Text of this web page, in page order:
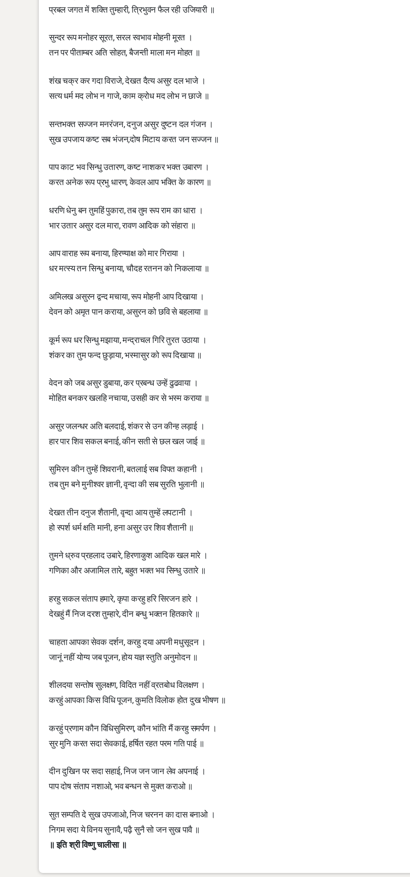
प्रबल जगत में शक्ति तुम्हारी, त्रिभुवन फैल रही उजियारी ॥
सुन्दर रूप मनोहर सूरत, सरल स्वभाव मोहनी मूरत ।
तन पर पीताम्बर अति सोहत, बैजन्ती माला मन मोहत ॥
शंख चक्र कर गदा विराजे, देखत दैत्य असुर दल भाजे ।
सत्य धर्म मद लोभ न गाजे, काम क्रोध मद लोभ न छाजे ॥
सन्तभक्त सज्जन मनरंजन, दनुज असुर दुष्टन दल गंजन ।
सुख उपजाय कष्ट सब भंजन,दोष मिटाय करत जन सज्जन ॥
पाप काट भव सिन्धु उतारण, कष्ट नाशकर भक्त उबारण ।
करत अनेक रूप प्रभु धारण, केवल आप भक्ति के कारण ॥
धरणि धेनु बन तुमहिं पुकारा, तब तुम रूप राम का धारा ।
भार उतार असुर दल मारा, रावण आदिक को संहारा ॥
आप वाराह रूप बनाया, हिरण्याक्ष को मार गिराया ।
धर मत्स्य तन सिन्धु बनाया, चौदह रतनन को निकलाया ॥
अमिलख असुरन द्वन्द मचाया, रूप मोहनी आप दिखाया ।
देवन को अमृत पान कराया, असुरन को छवि से बहलाया ॥
कूर्म रूप धर सिन्धु मझाया, मन्द्राचल गिरि तुरत उठाया ।
शंकर का तुम फन्द छुड़ाया, भस्मासुर को रूप दिखाया ॥
वेदन को जब असुर डुबाया, कर प्रबन्ध उन्हें ढुढवाया ।
मोहित बनकर खलहि नचाया, उसही कर से भस्म कराया ॥
असुर जलन्धर अति बलदाई, शंकर से उन कीन्ह लड़ाई ।
हार पार शिव सकल बनाई, कीन सती से छल खल जाई ॥
सुमिरन कीन तुम्हें शिवरानी, बतलाई सब विपत कहानी ।
तब तुम बने मुनीश्वर ज्ञानी, वृन्दा की सब सुरति भुलानी ॥
देखत तीन दनुज शैतानी, वृन्दा आय तुम्हें लपटानी ।
हो स्पर्श धर्म क्षति मानी, हना असुर उर शिव शैतानी ॥
तुमने ध्रुव प्रहलाद उबारे, हिरणाकुश आदिक खल मारे ।
गणिका और अजामिल तारे, बहुत भक्त भव सिन्धु उतारे ॥
हरहु सकल संताप हमारे, कृपा करहु हरि सिरजन हारे ।
देखहुं मैं निज दरश तुम्हारे, दीन बन्धु भक्तन हितकारे ॥
चाहता आपका सेवक दर्शन, करहु दया अपनी मधुसूदन ।
जानूं नहीं योग्य जब पूजन, होय यज्ञ स्तुति अनुमोदन ॥
शीलदया सन्तोष सुलक्षण, विदित नहीं व्रतबोध विलक्षण ।
करहुं आपका किस विधि पूजन, कुमति विलोक होत दुख भीषण ॥
करहुं प्रणाम कौन विधिसुमिरण, कौन भांति मैं करहु समर्पण ।
सुर मुनि करत सदा सेवकाई, हर्षित रहत परम गति पाई ॥
दीन दुखिन पर सदा सहाई, निज जन जान लेव अपनाई ।
पाप दोष संताप नशाओ, भव बन्धन से मुक्त कराओ ॥
सुत सम्पति दे सुख उपजाओ, निज चरनन का दास बनाओ ।
निगम सदा ये विनय सुनावै, पढ़ै सुनै सो जन सुख पावै ॥
॥ इति श्री विष्णु चालीसा ॥